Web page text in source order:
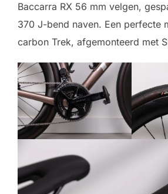
Baccarra RX 56 mm velgen,
370 J-bend naven. Een perfecte
carbon Trek, afgemonteerd met